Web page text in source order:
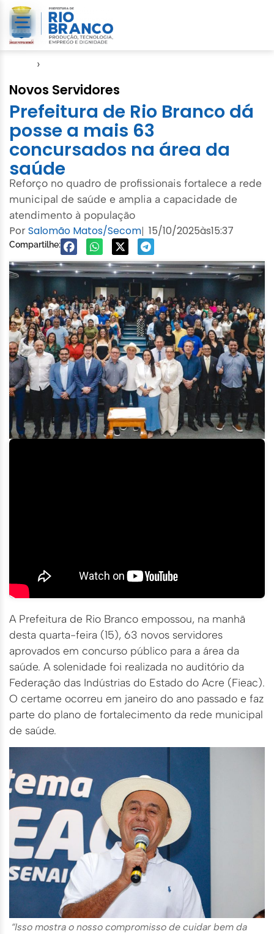
›
Novos Servidores
Prefeitura de Rio Branco dá
posse a mais 63
concursados na área da
saúde
Reforço no quadro de profissionais fortalece a rede
municipal de saúde e amplia a capacidade de
atendimento à população
PorSalomão Matos/Secom| 15/10/2025às15:37
Compartilhe:
A Prefeitura de Rio Branco empossou, na manhã
desta quarta-feira (15), 63 novos servidores
aprovados em concurso público para a área da
saúde. A solenidade foi realizada no auditório da
Federação das Indústrias do Estado do Acre (Fieac).
O certame ocorreu em janeiro do ano passado e faz
parte do plano de fortalecimento da rede municipal
de saúde.
“Isso mostra o nosso compromisso de cuidar bem da